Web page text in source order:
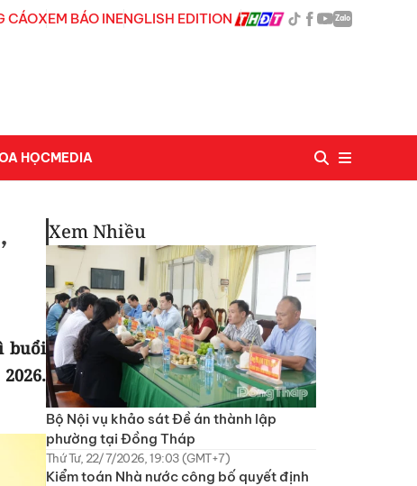
CÁOXEM BÁO INENGLISH EDITION Zalo
HỌCMEDIA
buổi
Xem Nhiều
Bộ Nội vụ khảo sát Đề án thành lập
phường tại Đồng Tháp
Thứ Tư, 22/7/2026, 19:03 (GMT+7)
Kiểm toán Nhà nước công bố quyết định